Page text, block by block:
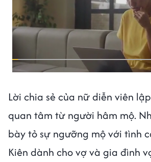
Lời chia sẻ của nữ diễn viên
quan tâm từ người hâm mộ.
bày tỏ sự ngưỡng mộ với tình
Kiên dành cho vợ và gia đình